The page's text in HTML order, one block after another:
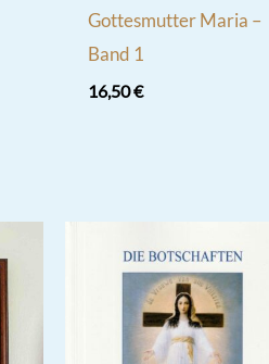
Gottesmutter Maria –
Band 1
16,50€